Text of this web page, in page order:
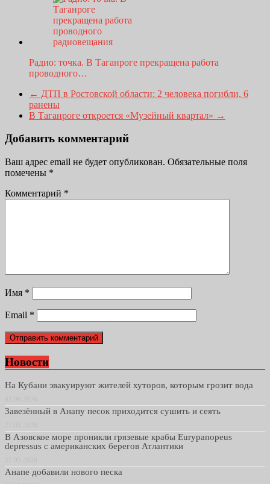
Радио: точка. В Таганроге прекращена работа
проводного…
← ДТП в Ростовской области: 2 человека погибли, 6
ранены
В Таганроге откроется «Музейный квартал» →
Добавить комментарий
Ваш адрес email не будет опубликован. Обязательные поля
помечены *
Комментарий *
Имя *
Email *
Новости
На Кубани эвакуируют жителей хуторов, которым грозит вода
Завезённый в Анапу песок приходится сушить и сеять
В Азовское море проникли грязевые крабы Eurypanopeus
depressus с американских берегов Атлантики
Анапе добавили нового песка